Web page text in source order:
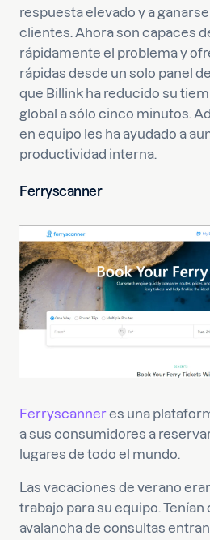
respuesta elevado y a
clientes. Ahora son capaces
rápidamente el problema y
rápidas desde un solo panel
que Billink ha reducido su
global a sólo cinco minutos.
en equipo les ha ayudado a
productividad interna.
Ferryscanner
Ferryscanneres una
a sus consumidores a
lugares de todo el mundo.
Las vacaciones de verano
trabajo para su equipo.
avalancha de consultas